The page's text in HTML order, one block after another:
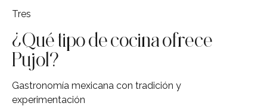
Tres
¿Qué tipo de cocina ofrece
Pujol?
Gastronomía mexicana con tradición y
experimentación